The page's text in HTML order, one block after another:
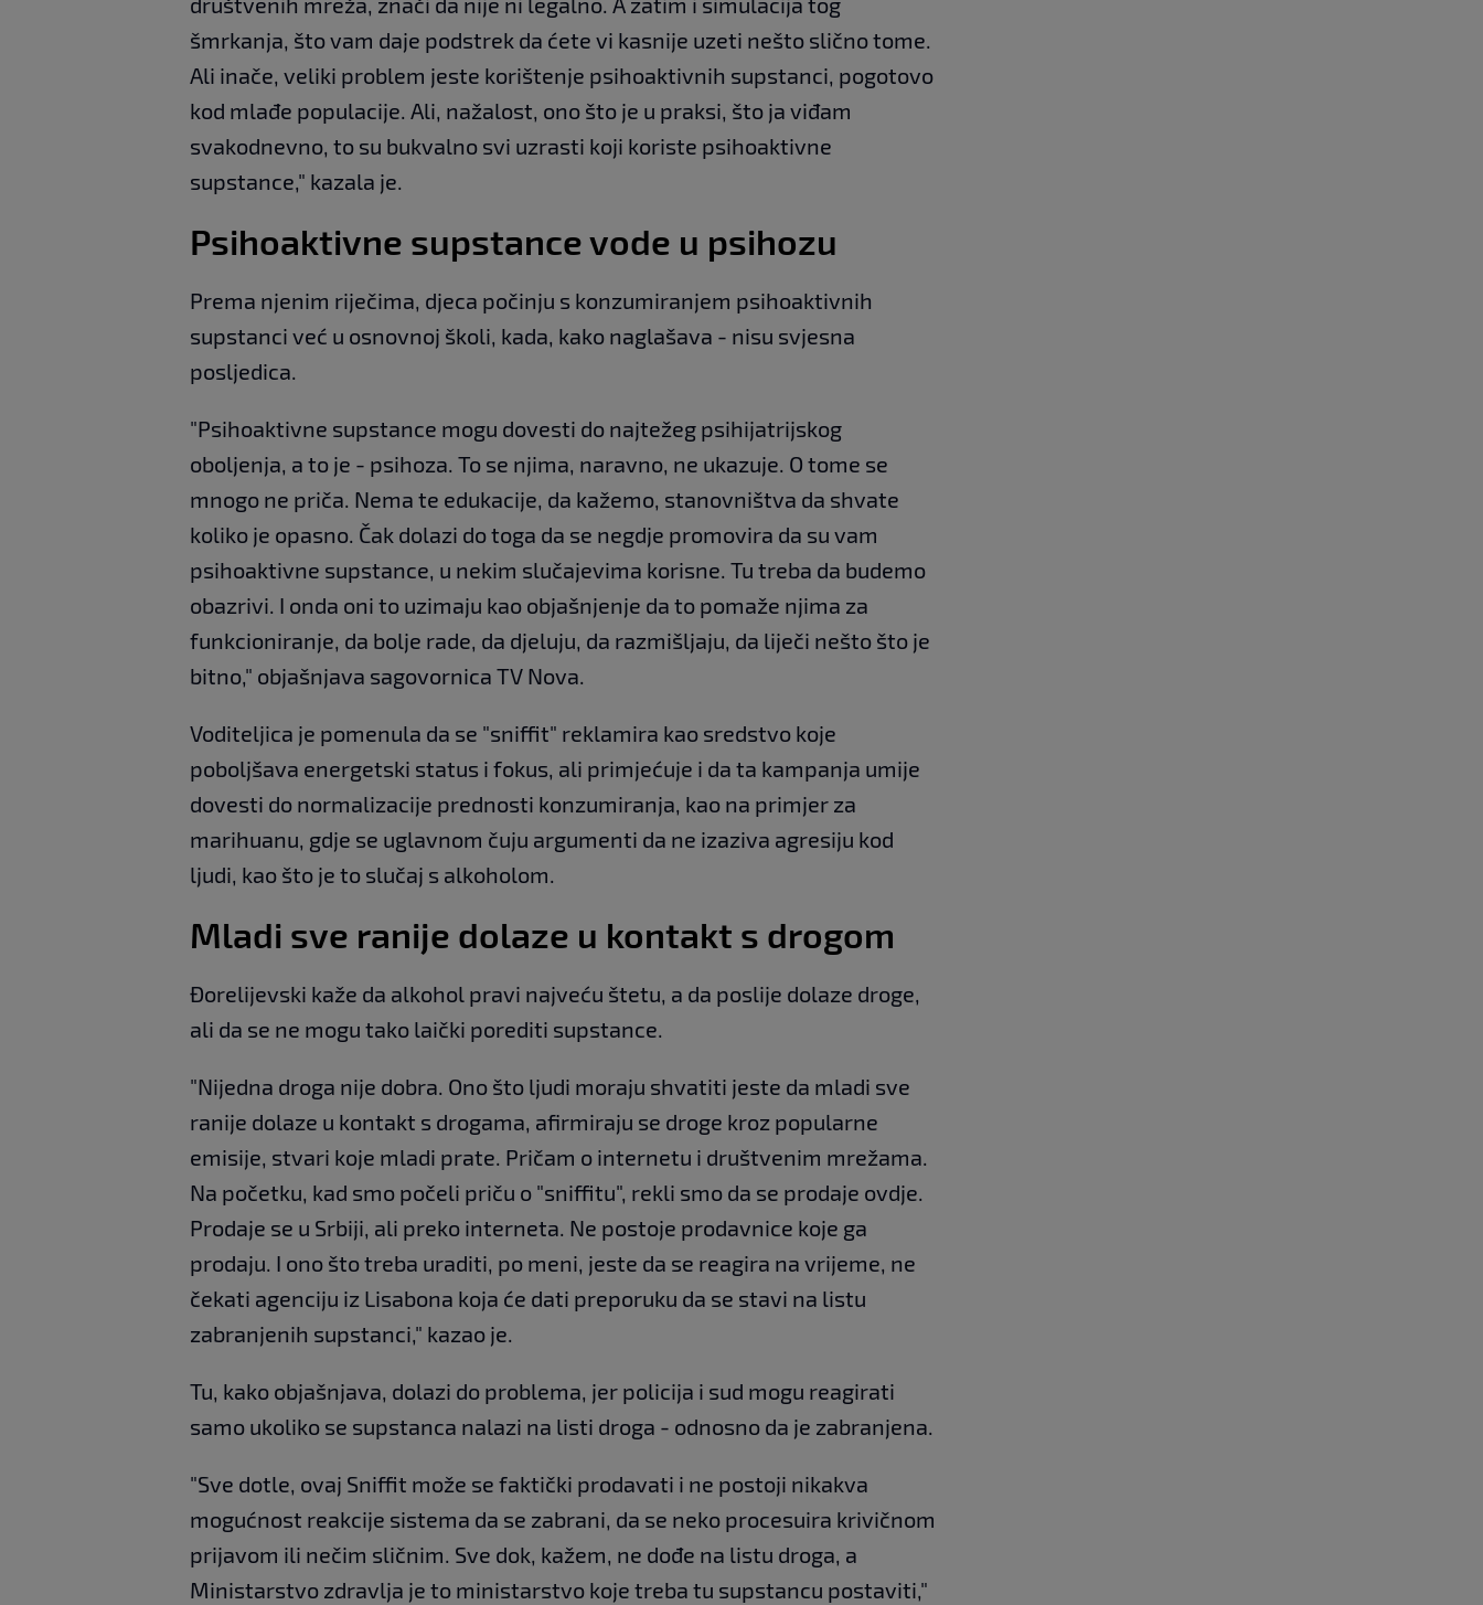
šmrkanja, što vam daje podstrek da ćete vi kasnije uzeti nešto slično tome.
Ali inače, veliki problem jeste korištenje psihoaktivnih supstanci, pogotovo
kod mlađe populacije. Ali, nažalost, ono što je u praksi, što ja viđam
svakodnevno, to su bukvalno svi uzrasti koji koriste psihoaktivne
supstance," kazala je.
Psihoaktivne supstance vode u psihozu
Prema njenim riječima, djeca počinju s konzumiranjem psihoaktivnih
supstanci već u osnovnoj školi, kada, kako naglašava - nisu svjesna
posljedica.
"Psihoaktivne supstance mogu dovesti do najtežeg psihijatrijskog
oboljenja, a to je - psihoza. To se njima, naravno, ne ukazuje. O tome se
mnogo ne priča. Nema te edukacije, da kažemo, stanovništva da shvate
koliko je opasno. Čak dolazi do toga da se negdje promovira da su vam
psihoaktivne supstance, u nekim slučajevima korisne. Tu treba da budemo
obazrivi. I onda oni to uzimaju kao objašnjenje da to pomaže njima za
funkcioniranje, da bolje rade, da djeluju, da razmišljaju, da liječi nešto što je
bitno," objašnjava sagovornica TV Nova.
Voditeljica je pomenula da se "sniffit" reklamira kao sredstvo koje
poboljšava energetski status i fokus, ali primjećuje i da ta kampanja umije
dovesti do normalizacije prednosti konzumiranja, kao na primjer za
marihuanu, gdje se uglavnom čuju argumenti da ne izaziva agresiju kod
ljudi, kao što je to slučaj s alkoholom.
Mladi sve ranije dolaze u kontakt s drogom
Đorelijevski kaže da alkohol pravi najveću štetu, a da poslije dolaze droge,
ali da se ne mogu tako laički porediti supstance.
"Nijedna droga nije dobra. Ono što ljudi moraju shvatiti jeste da mladi sve
ranije dolaze u kontakt s drogama, afirmiraju se droge kroz popularne
emisije, stvari koje mladi prate. Pričam o internetu i društvenim mrežama.
Na početku, kad smo počeli priču o "sniffitu", rekli smo da se prodaje ovdje.
Prodaje se u Srbiji, ali preko interneta. Ne postoje prodavnice koje ga
prodaju. I ono što treba uraditi, po meni, jeste da se reagira na vrijeme, ne
čekati agenciju iz Lisabona koja će dati preporuku da se stavi na listu
zabranjenih supstanci," kazao je.
Tu, kako objašnjava, dolazi do problema, jer policija i sud mogu reagirati
samo ukoliko se supstanca nalazi na listi droga - odnosno da je zabranjena.
"Sve dotle, ovaj Sniffit može se faktički prodavati i ne postoji nikakva
mogućnost reakcije sistema da se zabrani, da se neko procesuira krivičnom
prijavom ili nečim sličnim. Sve dok, kažem, ne dođe na listu droga, a
Ministarstvo zdravlja je to ministarstvo koje treba tu supstancu postaviti,"